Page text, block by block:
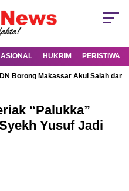
HUKRIM PERISTIWA
Borong Makassar Akui Salah dan
“Palukka”
Yusuf Jadi